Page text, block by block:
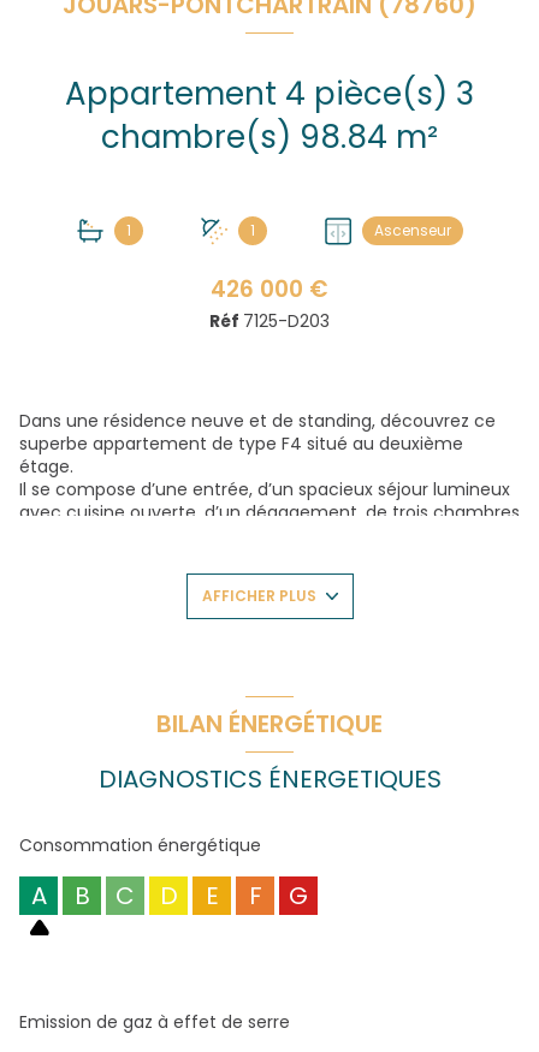
Appartement 4 pièce(s) 3
chambre(s) 98.84 m²
1 1 Ascenseur
426 000 €
Réf 7125-D203
Dans une résidence neuve et de standing, découvrez ce
superbe appartement de type F4 situé au deuxième
étage.
Il se compose d’une entrée, d’un spacieux séjour lumineux
avec cuisine ouverte, d’un dégagement, de trois chambres
Vous profiterez également d’une agréable terrasse, idéale
pour vos moments de détente.
Deux places de stationnement situées au sous-sol
beaux volumes et un cadre de vie confortable, parfait pour
À visiter sans tarder !
Logement loué nu via bail en date du 29/07/2025 loué
1350€ CC.
AFFICHER PLUS
BILAN ÉNERGÉTIQUE
DIAGNOSTICS ÉNERGETIQUES
Consommation énergétique
A B C D E F G
Emission de gaz à effet de serre